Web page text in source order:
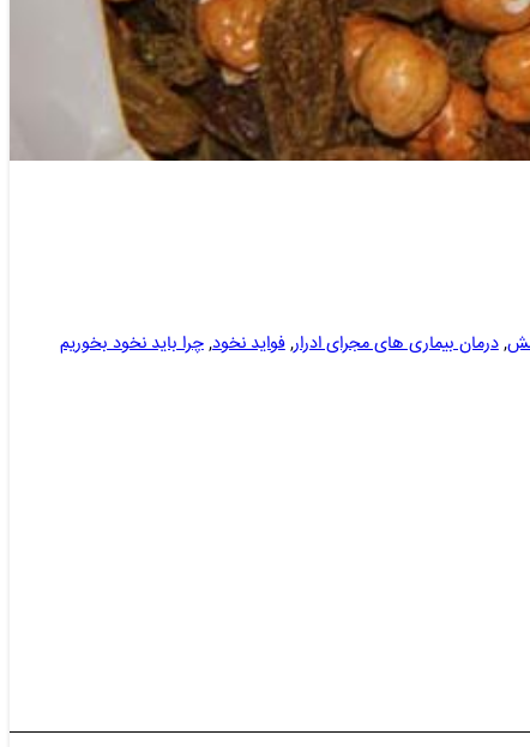
,درمان بیماری های مجرای ادرار,فواید نخود,چرا باید نخود بخوریم